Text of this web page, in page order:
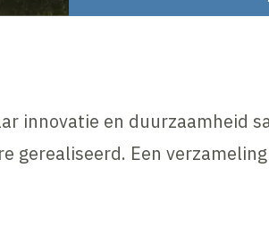
innovatie en duurzaamheid
gerealiseerd. Een